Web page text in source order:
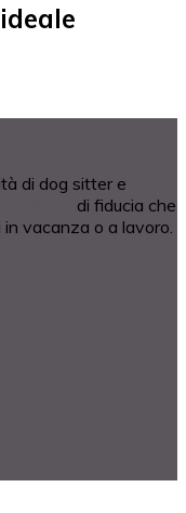
di dog sitter e
di fiducia che
vacanza o a lavoro.